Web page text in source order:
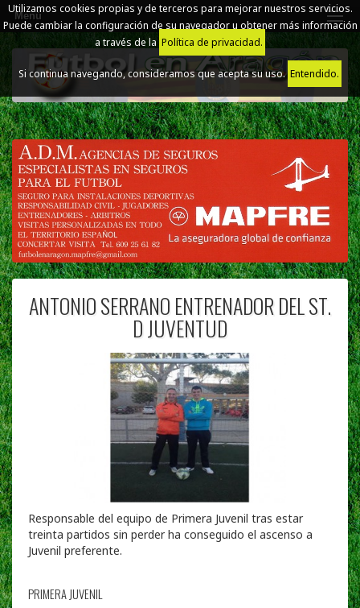
Utilizamos cookies propias y de terceros para mejorar nuestros servicios.
Puede cambiar la configuración de su navegador u obtener más información
a través de la Política de privacidad.
Si continua navegando, consideramos que acepta su uso.Entendido.
Menú
ANTONIO SERRANO ENTRENADOR DEL ST.
D JUVENTUD
Responsable del equipo de Primera Juvenil tras estar
treinta partidos sin perder ha conseguido el ascenso a
Juvenil preferente.
PRIMERA JUVENIL